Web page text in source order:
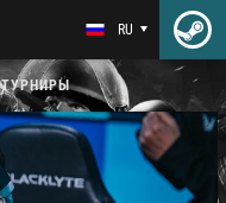
RU
ТУРНИРЫ